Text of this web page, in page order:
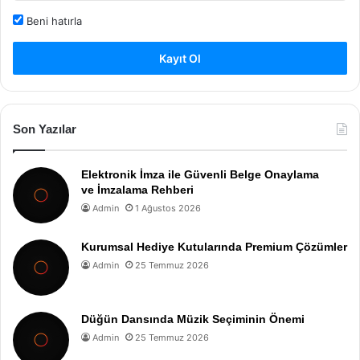
Beni hatırla
Kayıt Ol
Son Yazılar
Elektronik İmza ile Güvenli Belge Onaylama
ve İmzalama Rehberi
Admin 1 Ağustos 2026
Kurumsal Hediye Kutularında Premium Çözümler
Admin 25 Temmuz 2026
Düğün Dansında Müzik Seçiminin Önemi
Admin 25 Temmuz 2026